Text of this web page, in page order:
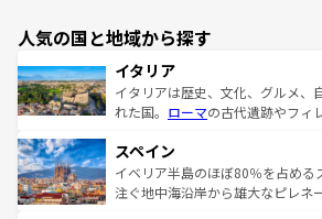
人気の国と地域から探す
イタリア
イタリアは歴史、文化、グルメ、
れた国。 ローマの古代遺跡やフィ
ろん、トスカーナの美しい田園風
景など、自然景観も見逃せない。
ピザやパスタなど、絶品のイタリ
スペイン
イベリア半島のほぼ80％を占める
注ぐ地中海沿岸から雄大なピレネ